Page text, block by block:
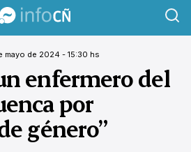
mayo de 2024 - 15:30 hs
enfermero del
por
género”